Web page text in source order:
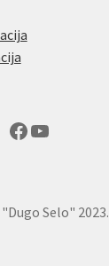
Facebook
YouTube
Selo" 2023.